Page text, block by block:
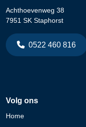
Achthoevenweg 38
7951 SK Staphorst
0522 460 816
Volg ons
Home